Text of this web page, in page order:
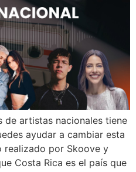
de artistas nacionales tiene
ayudar a cambiar esta
realizado por Skoove y
Costa Rica es el país que